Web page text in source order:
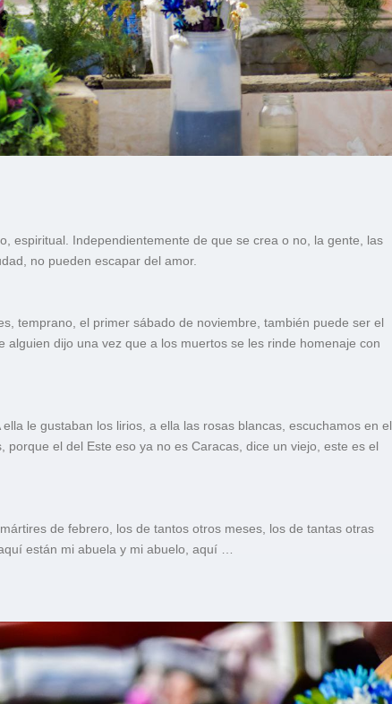
espiritual. Independientemente de que se crea o no, la gente, las
no pueden escapar del amor.
temprano, el primer sábado de noviembre, también puede ser el
dijo una vez que a los muertos se les rinde homenaje con
le gustaban los lirios, a ella las rosas blancas, escuchamos en el
el del Este eso ya no es Caracas, dice un viejo, este es el
de febrero, los de tantos otros meses, los de tantas otras
están mi abuela y mi abuelo, aquí …